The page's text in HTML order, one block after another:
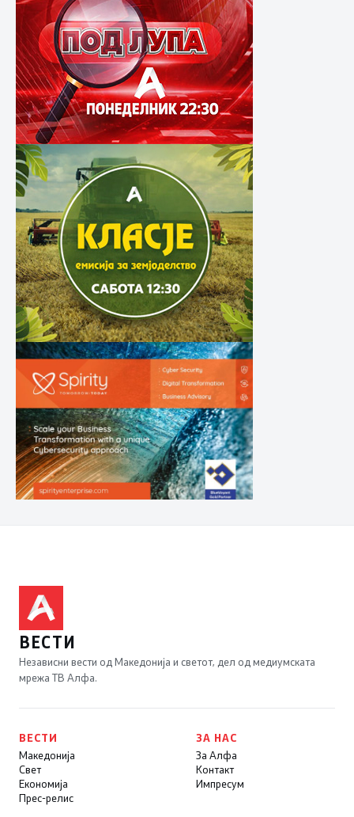
ВЕСТИ
Независни вести од Македонија и светот, дел од медиумската
мрежа ТВ Алфа.
ВЕСТИ
Македонија
Свет
Економија
Прес-релис
ЗА НАС
За Алфа
Контакт
Импресум